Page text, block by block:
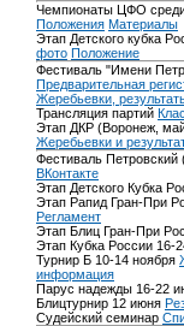
Чемпионаты ЦФО
Положения Материалы
Этап Детского кубка
фото Положение
Фестиваль "Имени
Предварительная
Жеребьевки,
Трансляция партий
Этап ДКР (Воронеж,
Жеребьевки и
Фестиваль
ВКонтакте
Этап Детского Кубка
Этап Рапид Гран-При
Регламент
Этап Блиц Гран-При
Этап Кубка России 16-
Турнир Б 10-14 ноября
информация
Парус надежды 16-22
Блицтурнир 12 июня
Судейский семинар